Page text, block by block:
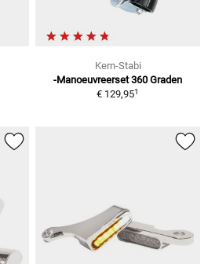
Kern-Stabi
-Manoeuvreerset 360 Graden
€ 129,951